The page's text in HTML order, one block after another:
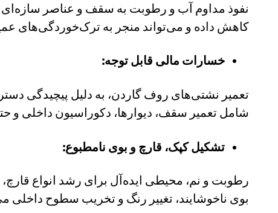
نفوذ مداوم آب و رطوبت به سقف و عناصر سازه‌ای
کاهش داده و می‌تواند منجر به ترک‌خوردگی‌های
خسارات مالی قابل توجه:
تعمیر نشتی‌های روف گاردن، به دلیل پیچیدگی
شامل تعمیر سقف، دیوارها، دکوراسیون داخلی و
تشکیل کپک، قارچ و بوی نامطبوع:
رطوبت و نم، محیطی ایده‌آل برای رشد انواع
بوی ناخوشایند، تغییر رنگ و تخریب سطوح داخلی